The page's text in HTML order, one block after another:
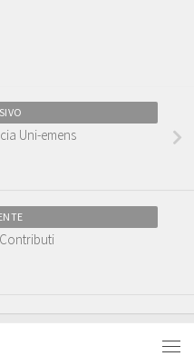
Uni-emens
Contributi